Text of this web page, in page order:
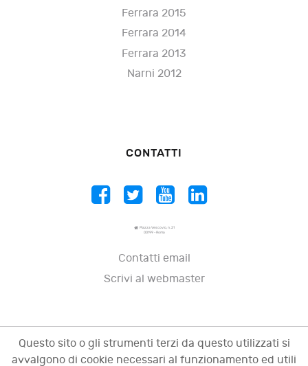
Ferrara 2015
Ferrara 2014
Ferrara 2013
Narni 2012
CONTATTI
Piazza Vescovio, n. 21
00199 - Roma
Contatti email
Scrivi al webmaster
Questo sito o gli strumenti terzi da questo utilizzati si
avvalgono di cookie necessari al funzionamento ed utili